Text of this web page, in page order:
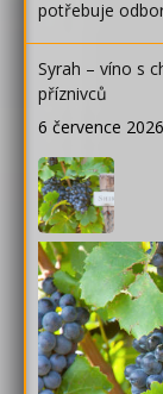
potřebuje
Syrah – víno s
příznivců
6 července 2026